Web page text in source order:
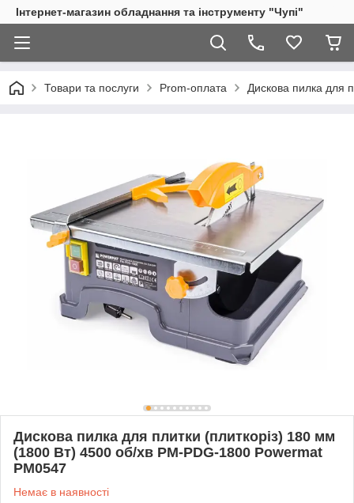
Інтернет-магазин обладнання та інструменту "Чупі"
Товари та послуги Prom-оплата Дискова пилка для
Дискова пилка для плитки (плиткоріз) 180 мм
(1800 Вт) 4500 об/хв PM-PDG-1800 Powermat
PM0547
Немає в наявності